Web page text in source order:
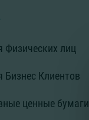
Физических лиц
Клиентов
ценные бумаги